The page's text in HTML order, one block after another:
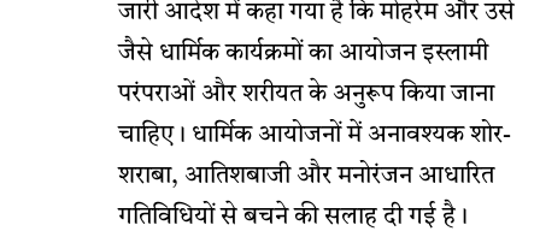
जारी आदेश में कहा गया है कि मोहर्रम और उर्स
जैसे धार्मिक कार्यक्रमों का आयोजन इस्लामी
परंपराओं और शरीयत के अनुरूप किया जाना
चाहिए। धार्मिक आयोजनों में अनावश्यक शोर-
शराबा, आतिशबाजी और मनोरंजन आधारित
गतिविधियों से बचने की सलाह दी गई है।